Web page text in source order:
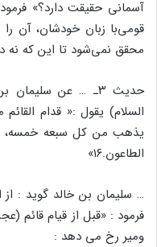
آسمانی حقیقت دارد؟»
قومی‌با زبان خودشان، آن
محقق نمی‌شود تا این که نه
حدیث ۳ـ … عن
السلام) یقول :« قدام
یذهب من کل سبعه خمسه،
الطاعون.۱۶»
… سلیمان بن خالد گوید :
فرمود : «قبل از قیام قائم
ومیر رخ می دهد :